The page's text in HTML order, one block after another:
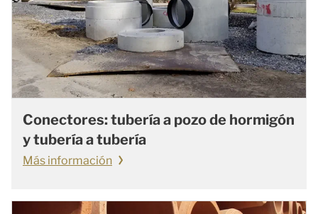
Conectores: tubería a pozo de hormigón
y tubería a tubería
Más información